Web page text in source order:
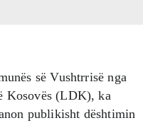
së Vushtrrisë nga
Kosovës (LDK), ka
publikisht dështimin